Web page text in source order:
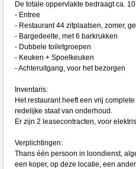
De totale oppervlakte bedraagt ca.
- Entree
- Restaurant 44 zitplaatsen, zomer,
- Bargedeelte, met 6 barkrukken
- Dubbele toiletgroepen
- Keuken + Spoelkeuken
- Achteruitgang, voor het bezorgen
Inventaris:
Het restaurant heeft een vrij
redelijke staat van onderhoud.
Er zijn 2 leasecontracten, voor
Verplichtingen:
Thans één persoon in loondienst,
een koper, op deze locatie, een